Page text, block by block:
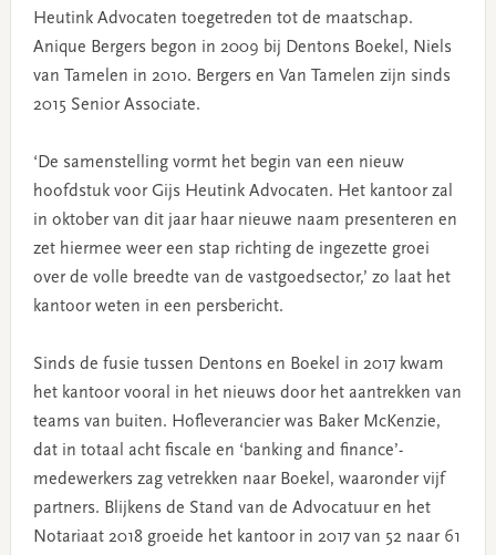
Heutink Advocaten toegetreden tot de maatschap.
Anique Bergers begon in 2009 bij Dentons Boekel, Niels
van Tamelen in 2010. Bergers en Van Tamelen zijn sinds
2015 Senior Associate.
‘De samenstelling vormt het begin van een nieuw
hoofdstuk voor Gijs Heutink Advocaten. Het kantoor zal
in oktober van dit jaar haar nieuwe naam presenteren en
zet hiermee weer een stap richting de ingezette groei
over de volle breedte van de vastgoedsector,’ zo laat het
kantoor weten in een persbericht.
Sinds de fusie tussen Dentons en Boekel in 2017 kwam
het kantoor vooral in het nieuws door het aantrekken van
teams van buiten. Hofleverancier was Baker McKenzie,
dat in totaal acht fiscale en ‘banking and finance’-
medewerkers zag vetrekken naar Boekel, waaronder vijf
partners. Blijkens de Stand van de Advocatuur en het
Notariaat 2018 groeide het kantoor in 2017 van 52 naar 61